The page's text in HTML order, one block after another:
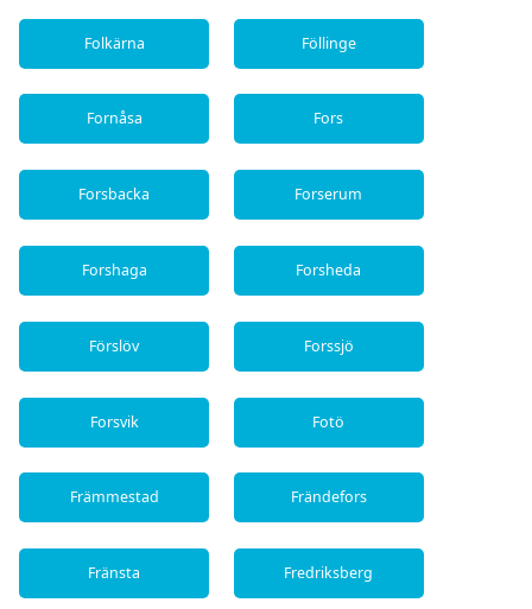
Folkärna Föllinge
Fornåsa Fors
Forsbacka Forserum
Forshaga Forsheda
Förslöv Forssjö
Forsvik Fotö
Främmestad Frändefors
Fränsta Fredriksberg